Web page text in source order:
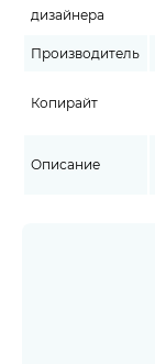
дизайнера
Производитель
Копирайт
Описание